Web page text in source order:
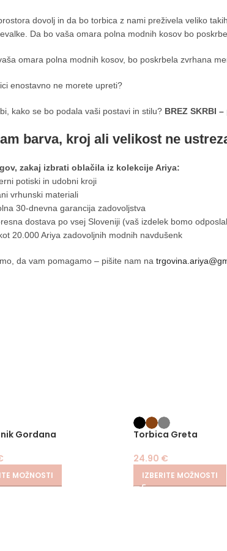
dovolj in da bo torbica z nami preživela veliko
Da bo vaša omara polna modnih kosov bo
omara polna modnih kosov, bo poskrbela zvrhana
enostavno ne morete upreti?
kako se bo podala vaši postavi in stilu? BREZ SKRBI
barva, kroj ali velikost ne
zakaj izbrati oblačila iz kolekcije Ariya:
potiski in udobni kroji
vrhunski materiali
30-dnevna garancija zadovoljstva
dostava po vsej Sloveniji (vaš izdelek bomo
20.000 Ariya zadovoljnih modnih navdušenk
da vam pomagamo – pišite nam na
Gordana
MOŽNOSTI
Torbica Greta
24.90 €
IZBERITE MOŽNOSTI